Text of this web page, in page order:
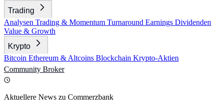
Trading
Analysen Trading & Momentum Turnaround Earnings Dividenden
Value & Growth
Krypto
Bitcoin Ethereum & Altcoins Blockchain Krypto-Aktien
Community Broker
Aktuellere News zu Commerzbank